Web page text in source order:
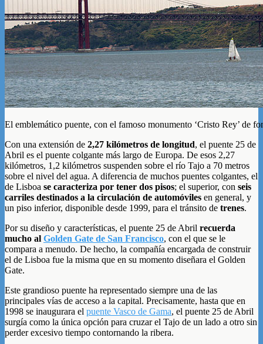
El emblemático puente, con el famoso monumento ‘Cristo Rey’ de
Con una extensión de 2,27 kilómetros de longitud, el puente 25 de
Abril es el puente colgante más largo de Europa. De esos 2,27
kilómetros, 1,2 kilómetros suspenden sobre el río Tajo a 70 metros
sobre el nivel del agua. A diferencia de muchos puentes colgantes, el
de Lisboa se caracteriza por tener dos pisos; el superior, con seis
carriles destinados a la circulación de automóviles en general, y
un piso inferior, disponible desde 1999, para el tránsito de trenes.
Por su diseño y características, el puente 25 de Abril recuerda
mucho al Golden Gate de San Francisco, con el que se le
compara a menudo. De hecho, la compañía encargada de construir
el de Lisboa fue la misma que en su momento diseñara el Golden
Gate.
Este grandioso puente ha representado siempre una de las
principales vías de acceso a la capital. Precisamente, hasta que en
1998 se inaugurara el puente Vasco de Gama, el puente 25 de Abril
surgía como la única opción para cruzar el Tajo de un lado a otro sin
perder excesivo tiempo contornando la ribera.